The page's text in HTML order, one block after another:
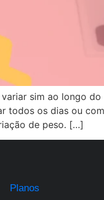
sim ao longo
todos os dias ou
de peso. […]
Planos